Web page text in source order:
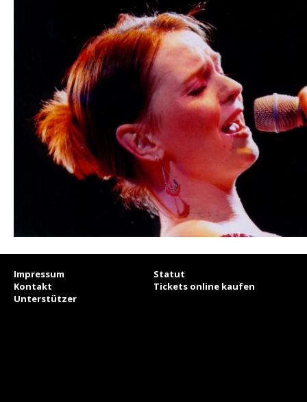
Impressum
Statut
Kontakt
Tickets online kaufen
Unterstützer